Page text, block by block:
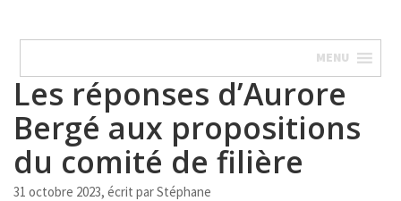
MENU
Les réponses d’Aurore
Bergé aux propositions
du comité de filière
31 octobre 2023, écrit parStéphane